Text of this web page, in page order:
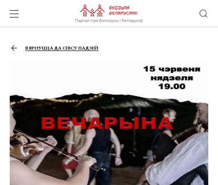
ВЯРНУЦЦА ДА СПІСУ ПАДЗЕЙ